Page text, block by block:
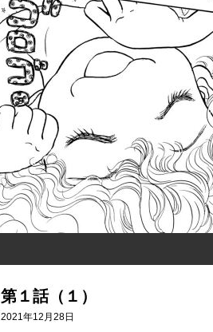
第１話（１）
2021年12月28日